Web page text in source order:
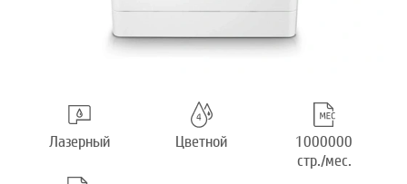
Лазерный Цветной
1000000
стр./мес.